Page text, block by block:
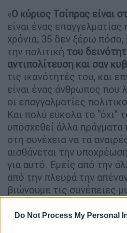
Do Not Process My Personal
«Ο κύριος Τσίπρας είναι
είναι ένας επαγγελματίας
χρόνια; 35 δεν ξέρω πόσο,
την πολιτική του
αντιπολίτευση και σαν
τις ικανότητές του, και
είναι ένας άνθρωπος που
οι επαγγαλματίες
Και πολύ εύκολα το "όχι"
υποσχεθεί άλλα πράγματα
στη συνέχεια να τα
αισθάνεται την
για αυτό. Εμείς από την
από την πλευρά την
βιώνουμε τις συνέπειες
προς τον άνθρωπο, και τα